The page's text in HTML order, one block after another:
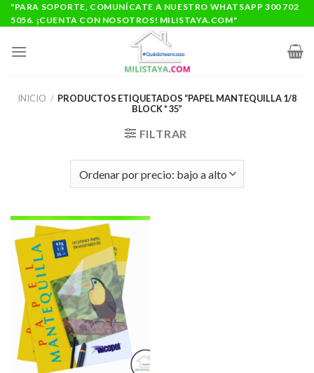
Saltar
al
"PARA SOPORTE, COMUNÍCATE A NUESTRO WHATSAPP 300 702
5056. ¡CUENTA CON NOSOTROS! MILISTAYA.COM"
INICIO / PRODUCTOS ETIQUETADOS “PAPEL MANTEQUILLA 1/8
BLOCK * 35”
FILTRAR